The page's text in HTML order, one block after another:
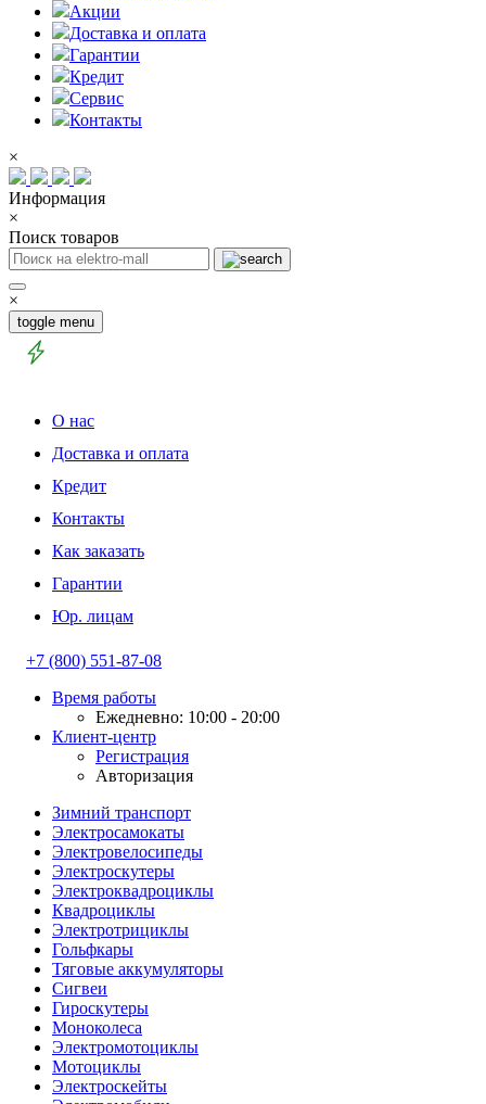
Акции
Доставка и оплата
Гарантии
Кредит
Сервис
Контакты
×
Информация
×
Поиск товаров
×
toggle menu
О нас
Доставка и оплата
Кредит
Контакты
Как заказать
Гарантии
Юр. лицам
+7 (800) 551-87-08
Время работы
Ежедневно: 10:00 - 20:00
Клиент-центр
Регистрация
Авторизация
Зимний транспорт
Электросамокаты
Электровелосипеды
Электроскутеры
Электроквадроциклы
Квадроциклы
Электротрициклы
Гольфкары
Тяговые аккумуляторы
Сигвеи
Гироскутеры
Моноколеса
Электромотоциклы
Мотоциклы
Электроскейты